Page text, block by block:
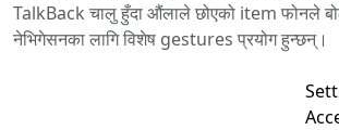
TalkBack चालु हुँदा औंलाले छोएको item फोनले
नेभिगेसनका लागि विशेष gestures प्रयोग हुन्छन्।